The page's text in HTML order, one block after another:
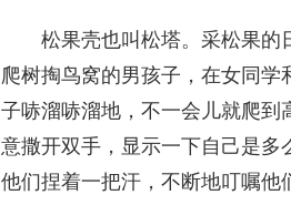
松果壳也叫松塔。采松果的
爬树掏鸟窝的男孩子，在女同学
子哧溜哧溜地，不一会儿就爬到
意撒开双手，显示一下自己是多
他们捏着一把汗，不断地叮嘱他